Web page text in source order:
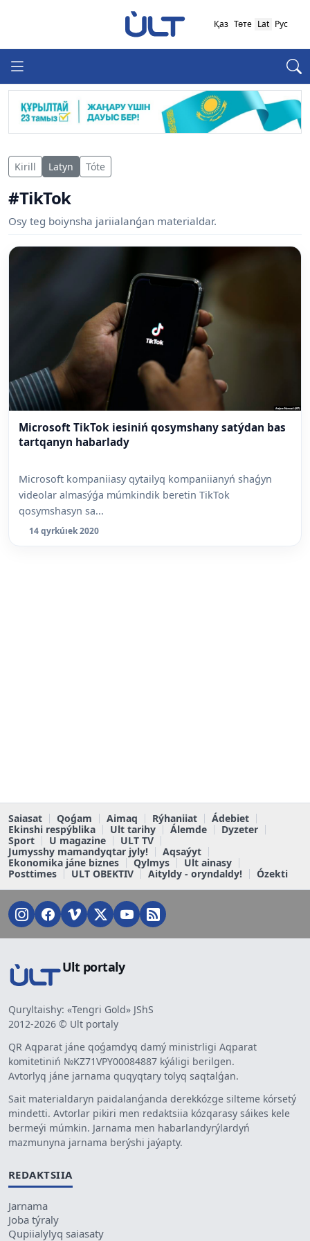
Қаз Төте Lat Рус
Kirill Latyn Tóte
#TikTok
Osy teg boiynsha jariialanǵan materialdar.
Microsoft TikTok iesiniń qosymshany satýdan bas
tartqanyn habarlady
Microsoft kompaniiasy qytailyq kompaniianyń shaǵyn
videolar almasýǵa múmkindik beretin TikTok
qosymshasyn sa...
14 qyrkúıek 2020
Saiasat Qoǵam Aimaq Rýhaniiat
Ádebiet
Ekinshi respýblika
Ult tarihy Álemde
Dyzeter
Sport
U magazine
ULT TV
Jumysshy mamandyqtar jyly!
Aqsaýyt
Ekonomika jáne biznes
Qylmys
Ult ainasy
Posttimes
ULT OBEKTIV Aityldy - oryndaldy! Ózekti
Ult portaly
Quryltaishy: «Tengri Gold» JShS
2012-2026 © Ult portaly
QR Aqparat jáne qoǵamdyq damý ministrligi Aqparat
komitetiniń №KZ71VPY00084887 kýáligi berilgen.
Avtorlyq jáne jarnama quqyqtary tolyq saqtalǵan.
Sait materialdaryn paidalanǵanda derekkózge silteme kórsetý
mindetti. Avtorlar pikiri men redaktsiia kózqarasy sáikes kele
bermeýi múmkin. Jarnama men habarlandyrýlardyń
mazmunyna jarnama berýshi jaýapty.
REDAKTSIIA
Jarnama
Joba týraly
Qupiialylyq saiasaty